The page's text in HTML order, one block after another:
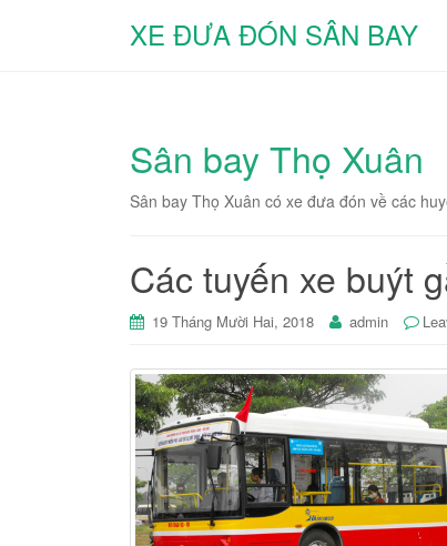
XE ĐƯA ĐÓN SÂN BAY
Sân bay Thọ Xuân
Sân bay Thọ Xuân có xe đưa đón về các
Các tuyến xe buýt
19 Tháng Mười Hai, 2018 admin